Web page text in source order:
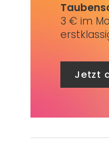
3 € im
Jetzt